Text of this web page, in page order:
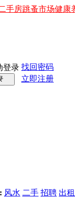
手房跳蚤市场健康
登录 找回密码
立即注册
风水 二手 招聘 出租